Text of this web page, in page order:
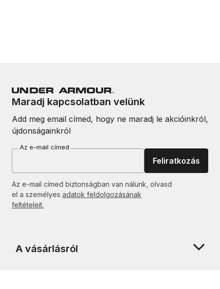
Maradj kapcsolatban velünk
Add meg email címed, hogy ne maradj le akcióinkról,
újdonságainkról
Az e-mail címed
Feliratkozás
Az e-mail címed biztonságban van nálunk, olvasd
el a személyes adatok feldolgozásának
feltételeit.
A vásárlásról